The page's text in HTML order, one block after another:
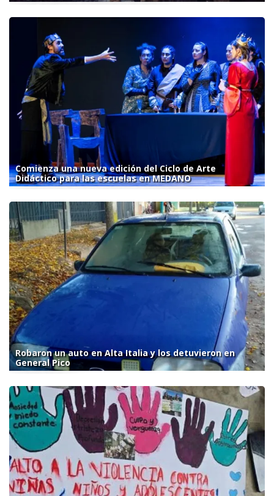
Comienza una nueva edición del Ciclo de Arte
Didáctico para las escuelas en MEDANO
Robaron un auto en Alta Italia y los detuvieron en
General Pico